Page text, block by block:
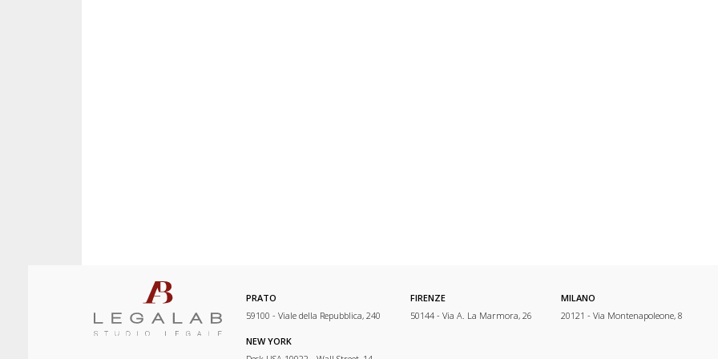
PRATO
59100 - Viale della Repubblica, 240
FIRENZE
50144 - Via A. La Marmora, 26
MILANO
20121 - Via Montenapoleone, 8
NEW YORK